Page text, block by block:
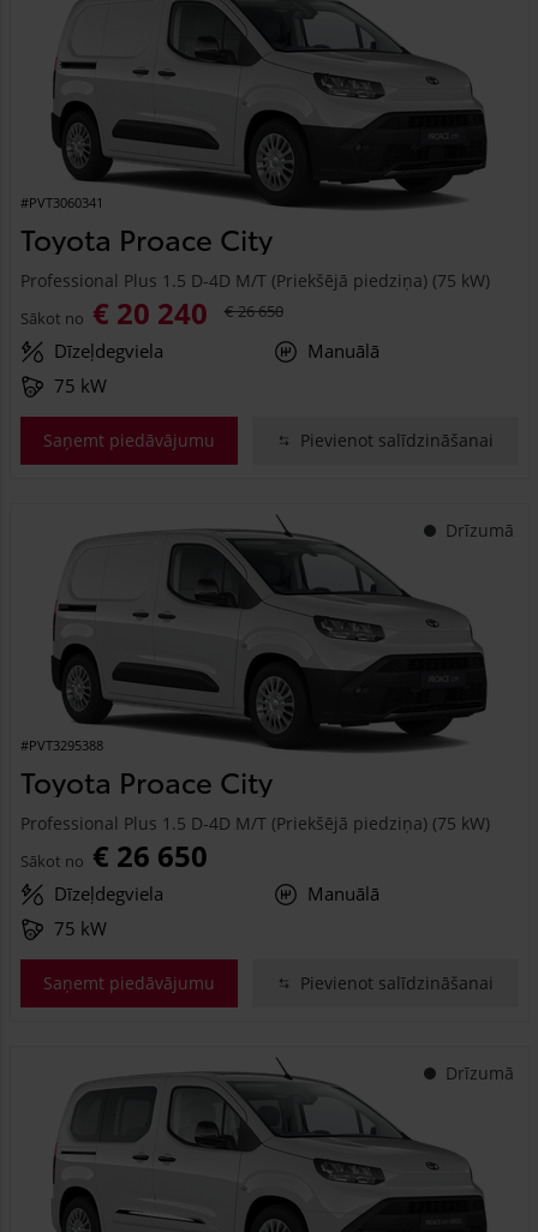
#PVT3060341
Toyota Proace City
Professional Plus 1.5 D-4D M/T (Priekšējā piedziņa) (75 kW)
Sākot no € 20 240 € 26 650
Dīzeļdegviela
Manuālā
75 kW
Saņemt piedāvājumu Pievienot salīdzināšanai
Drīzumā
#PVT3295388
Toyota Proace City
Professional Plus 1.5 D-4D M/T (Priekšējā piedziņa) (75 kW)
Sākot no € 26 650
Dīzeļdegviela
Manuālā
75 kW
Saņemt piedāvājumu Pievienot salīdzināšanai
Drīzumā